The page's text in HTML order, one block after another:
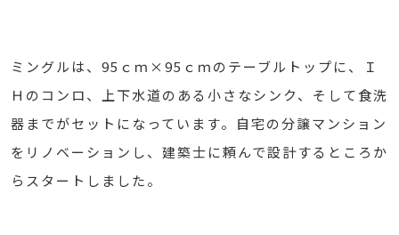
ミングルは、95ｃｍ×95ｃｍのテーブルトップに、Ｉ
Ｈのコンロ、上下水道のある小さなシンク、そして食洗
器までがセットになっています。自宅の分譲マンション
をリノベーションし、建築士に頼んで設計するところか
らスタートしました。